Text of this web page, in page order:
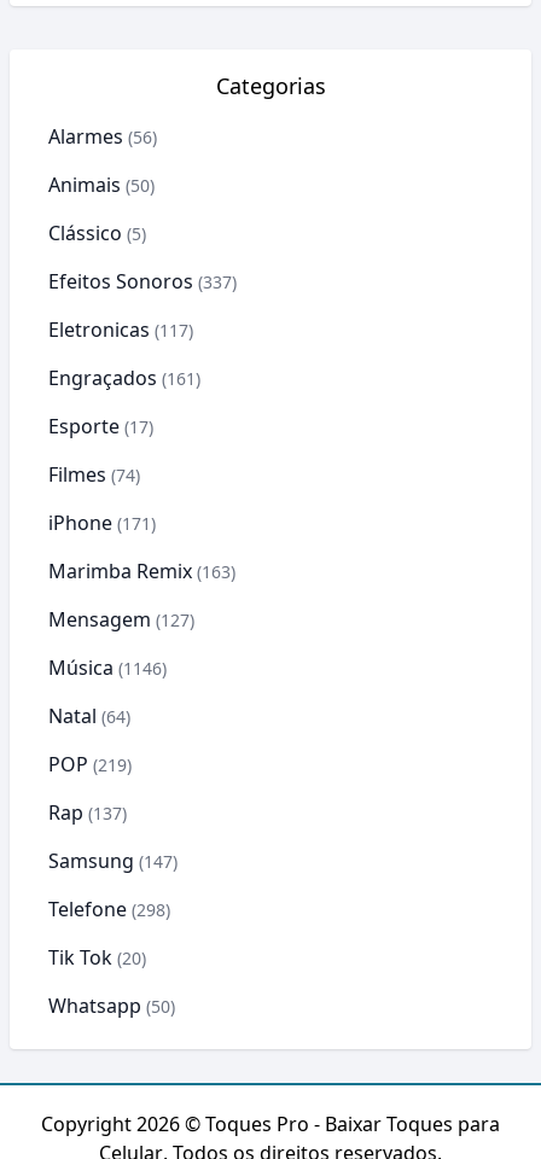
Categorias
Alarmes (56)
Animais (50)
Clássico (5)
Efeitos Sonoros (337)
Eletronicas (117)
Engraçados (161)
Esporte (17)
Filmes (74)
iPhone (171)
Marimba Remix (163)
Mensagem (127)
Música (1146)
Natal (64)
POP (219)
Rap (137)
Samsung (147)
Telefone (298)
Tik Tok (20)
Whatsapp (50)
Copyright 2026 ©Toques Pro - Baixar Toques para
Celular. Todos os direitos reservados.